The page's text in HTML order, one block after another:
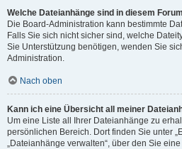
Welche Dateianhänge sind in diesem
Die Board-Administration kann bestimmte
Falls Sie sich nicht sicher sind, welche
Sie Unterstützung benötigen, wenden Sie
Administration.
Nach oben
Kann ich eine Übersicht all meiner
Um eine Liste all Ihrer Dateianhänge zu
persönlichen Bereich. Dort finden Sie unter
„Dateianhänge verwalten“, über den Sie